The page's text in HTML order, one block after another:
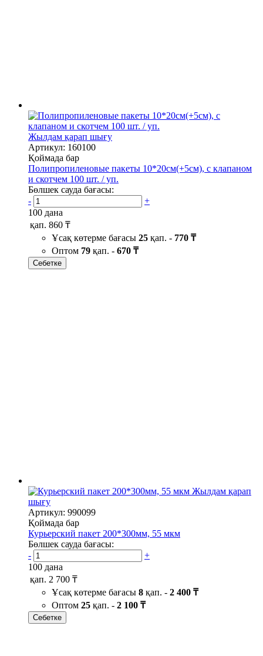
Жылдам қарап шығу
Артикул: 160100
Қоймада бар
Полипропиленовые пакеты 10*20см(+5см), с клапаном
и скотчем 100 шт. / уп.
Бөлшек сауда бағасы:
-
+
100 дана
қап. 860 ₸
Ұсақ көтерме бағасы 25 қап. - 770 ₸
Оптом 79 қап. - 670 ₸
Себетке
Жылдам қарап
шығу
Артикул: 990099
Қоймада бар
Курьерский пакет 200*300мм, 55 мкм
Бөлшек сауда бағасы:
-
+
100 дана
қап. 2 700 ₸
Ұсақ көтерме бағасы 8 қап. - 2 400 ₸
Оптом 25 қап. - 2 100 ₸
Себетке